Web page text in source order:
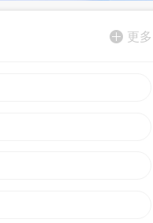
更多